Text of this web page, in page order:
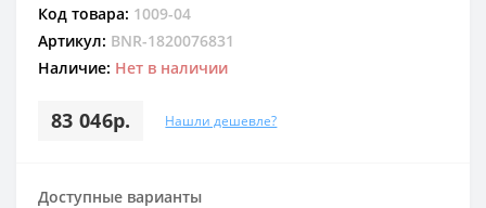
Код товара: 1009-04
Артикул: BNR-1820076831
Наличие: Нет в наличии
83 046р. Нашли дешевле?
Доступные варианты